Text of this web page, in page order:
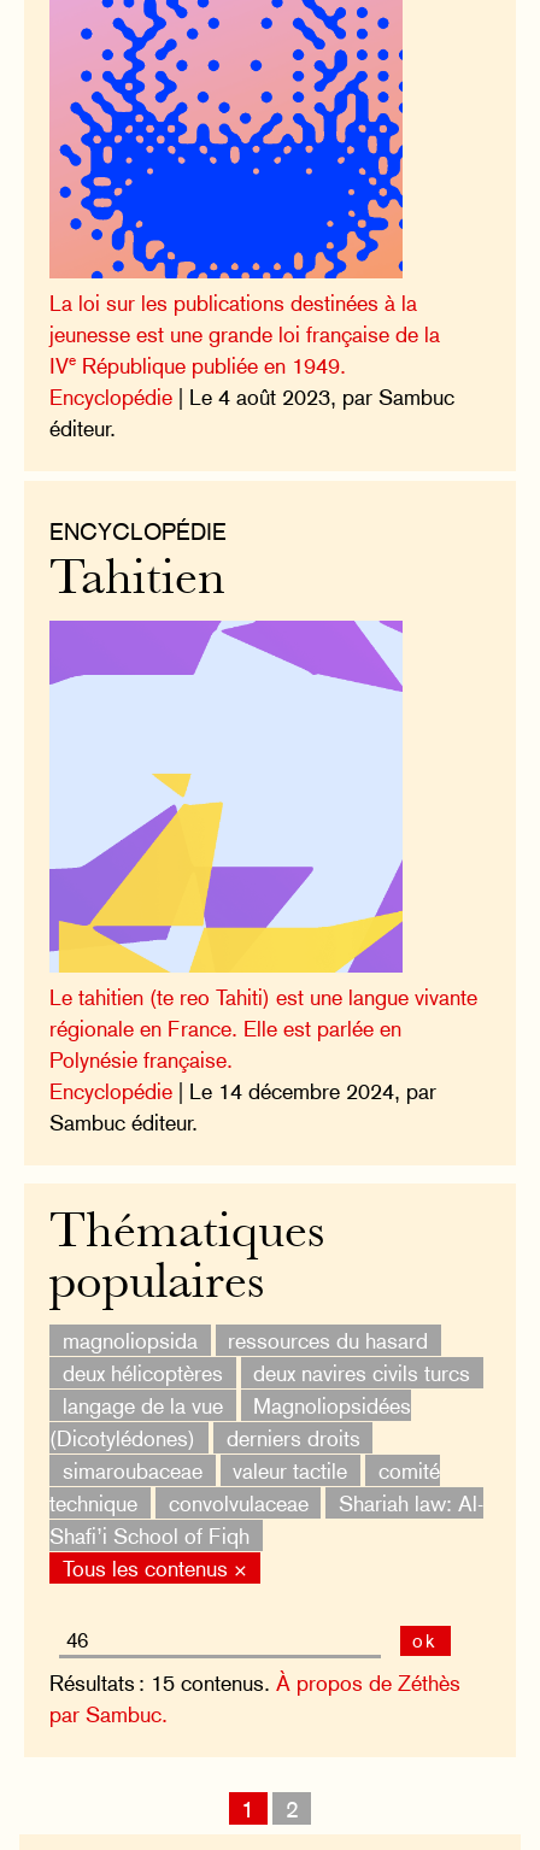
La loi sur les publications destinées à la
jeunesse est une grande loi française de la
IVe République publiée en 1949.
Encyclopédie | Le 4 août 2023, par Sambuc
éditeur.
ENCYCLOPÉDIE
Tahitien
Le tahitien (te reo Tahiti) est une langue vivante
régionale en France. Elle est parlée en
Polynésie française.
Encyclopédie | Le 14 décembre 2024, par
Sambuc éditeur.
Thématiques
populaires
magnoliopsida
ressources du hasard
deux hélicoptères
deux navires civils turcs
langage de la vue
Magnoliopsidées
(Dicotylédones)
derniers droits
simaroubaceae
valeur tactile
comité
technique
convolvulaceae
Shariah law: Al-
Shafi’i School of Fiqh
Tous les contenus ×
ok
Résultats : 15 contenus.À propos de Zéthès
par Sambuc.
1 2